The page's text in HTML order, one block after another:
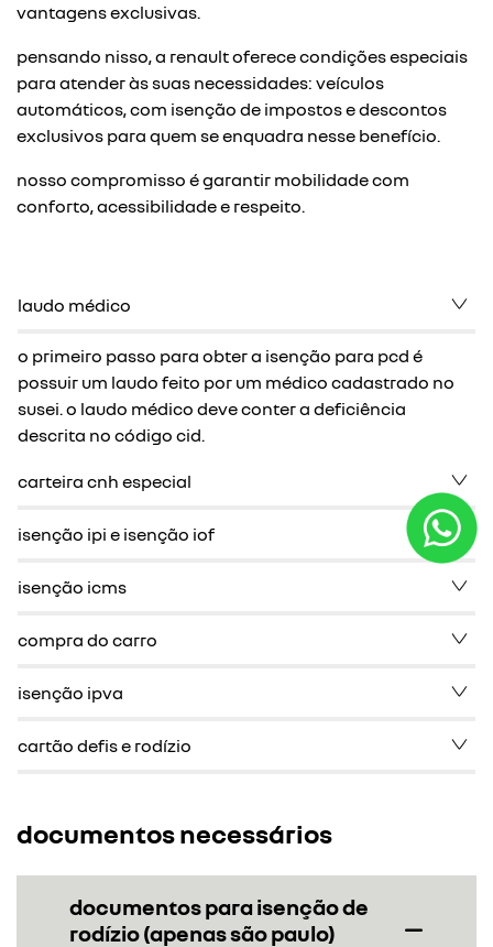
vantagens exclusivas.
pensando nisso, a renault oferece condições especiais
para atender às suas necessidades: veículos
automáticos, com isenção de impostos e descontos
exclusivos para quem se enquadra nesse benefício.
nosso compromisso é garantir mobilidade com
conforto, acessibilidade e respeito.
laudo médico
o primeiro passo para obter a isenção para pcd é
possuir um laudo feito por um médico cadastrado no
susei. o laudo médico deve conter a deficiência
descrita no código cid.
carteira cnh especial
isenção ipi e isenção iof
isenção icms
compra do carro
isenção ipva
cartão defis e rodízio
documentos necessários
documentos para isenção de
rodízio (apenas são paulo)